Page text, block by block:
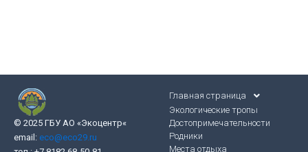
© 2025 ГБУ АО «Экоцентр«
email: eco@eco29.ru
Главная страница
Экологические тропы
Достопримечательности
Родники
Места отдыха